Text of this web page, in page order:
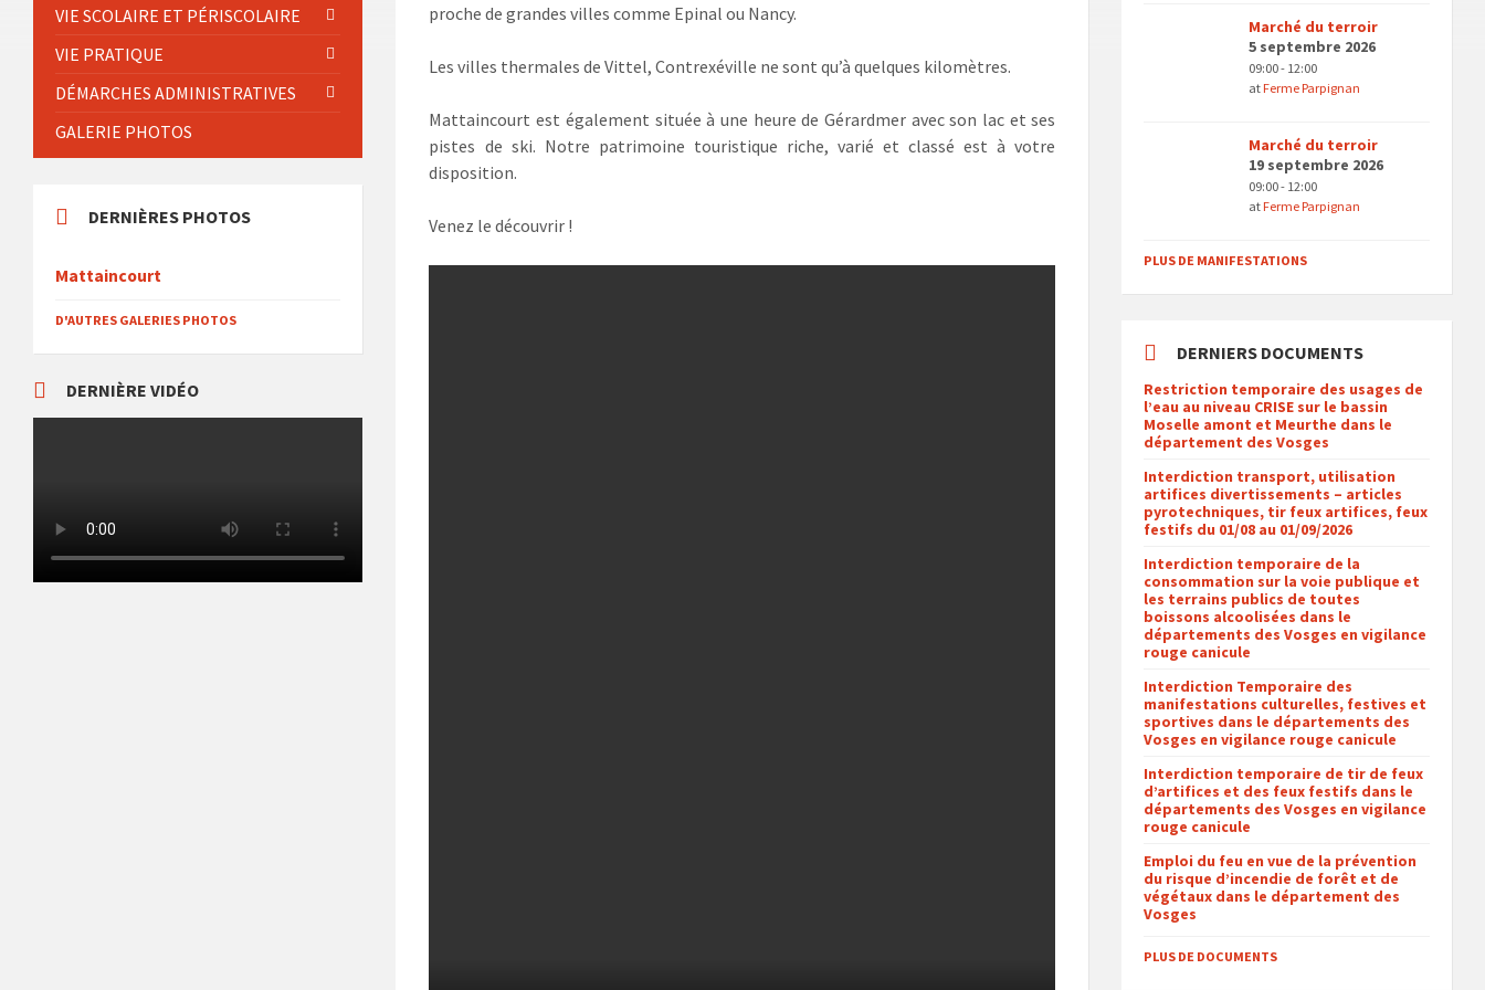
proche de grandes villes comme Epinal ou Nancy.
Les villes thermales de Vittel, Contrexéville ne sont qu’à quelques kilomètres.
Mattaincourt est également située à une heure de Gérardmer avec son lac et ses
pistes de ski. Notre patrimoine touristique riche, varié et classé est à votre
disposition.
Venez le découvrir !
VIE SCOLAIRE ET PÉRISCOLAIRE
VIE PRATIQUE
DÉMARCHES ADMINISTRATIVES
GALERIE PHOTOS
DERNIÈRES PHOTOS
Mattaincourt
D'AUTRES GALERIES PHOTOS
DERNIÈRE VIDÉO
Marché du terroir
5 septembre 2026
09:00 - 12:00
atFerme Parpignan
Marché du terroir
19 septembre 2026
09:00 - 12:00
atFerme Parpignan
PLUS DE MANIFESTATIONS
DERNIERS DOCUMENTS
Restriction temporaire des usages de
l’eau au niveau CRISE sur le bassin
Moselle amont et Meurthe dans le
département des Vosges
Interdiction transport, utilisation
artifices divertissements – articles
pyrotechniques, tir feux artifices, feux
festifs du 01/08 au 01/09/2026
Interdiction temporaire de la
consommation sur la voie publique et
les terrains publics de toutes
boissons alcoolisées dans le
départements des Vosges en vigilance
rouge canicule
Interdiction Temporaire des
manifestations culturelles, festives et
sportives dans le départements des
Vosges en vigilance rouge canicule
Interdiction temporaire de tir de feux
d’artifices et des feux festifs dans le
départements des Vosges en vigilance
rouge canicule
Emploi du feu en vue de la prévention
du risque d’incendie de forêt et de
végétaux dans le département des
Vosges
PLUS DE DOCUMENTS